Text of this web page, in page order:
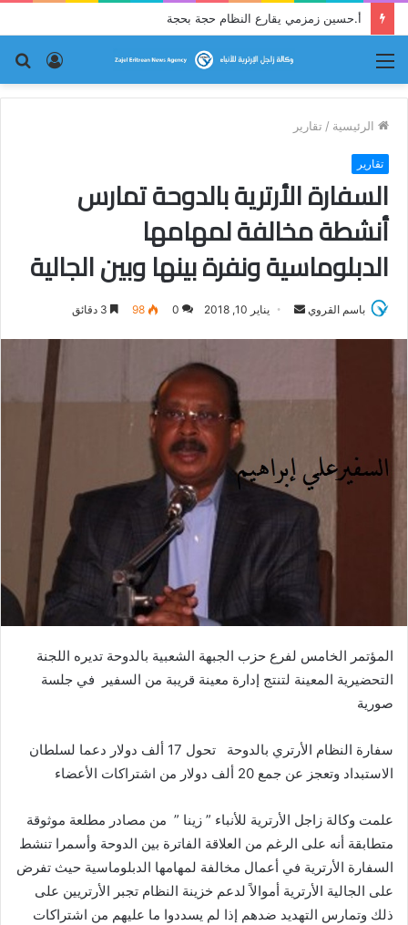
أ.حسين زمزمي يقارع النظام حجة بحجة
تسجيل
الدخول
الرئيسية / تقارير
تقارير
السفارة الأرترية بالدوحة تمارس
أنشطة مخالفة لمهامها
الدبلوماسية ونفرة بينها وبين الجالية
باسم القروي
د
ا
ل
ي
يناير 10, 2018 0
98
المؤتمر الخامس لفرع حزب الجبهة الشعبية بالدوحة تديره اللجنة
التحضيرية المعينة لتنتج إدارة معينة قريبة من السفير في جلسة
صورية
سفارة النظام الأرتري بالدوحة تحول 17 ألف دولار دعما لسلطان
الاستبداد وتعجز عن جمع 20 ألف دولار من اشتراكات الأعضاء
علمت وكالة زاجل الأرترية للأنباء ” زينا ” من مصادر مطلعة موثوقة
متطابقة أنه على الرغم من العلاقة الفاترة بين الدوحة وأسمرا تنشط
السفارة الأرترية في أعمال مخالفة لمهامها الدبلوماسية حيث تفرض
على الجالية الأرترية أموالاً لدعم خزينة النظام تجبر الأرتريين على
ذلك وتمارس التهديد ضدهم إذا لم يسددوا ما عليهم من اشتراكات